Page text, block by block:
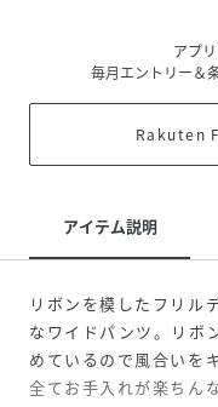
アプ
毎月エントリー＆
Rakuten
アイテム説明
リボンを模したフリル
なワイドパンツ。リボ
めているので風合いを
全てお手入れが楽ちん